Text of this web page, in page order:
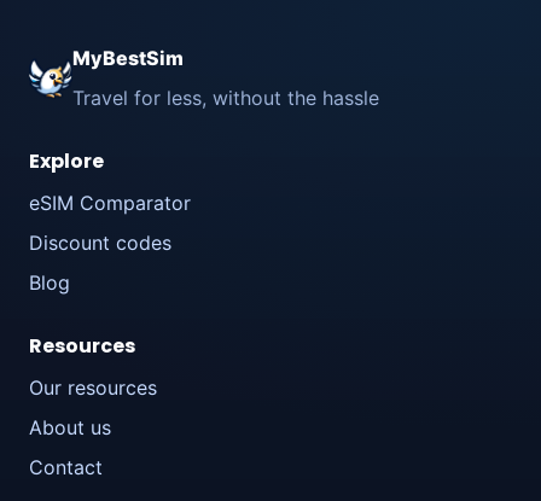
MyBestSim
Travel for less, without the hassle
Explore
eSIM Comparator
Discount codes
Blog
Resources
Our resources
About us
Contact